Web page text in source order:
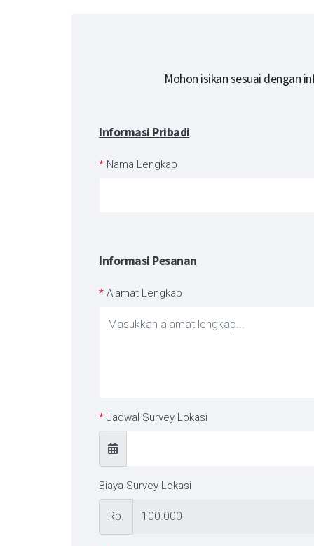
Mohon isikan sesuai dengan
Informasi Pribadi
* Nama Lengkap
Informasi Pesanan
* Alamat Lengkap
* Jadwal Survey Lokasi
Biaya Survey Lokasi
Rp.